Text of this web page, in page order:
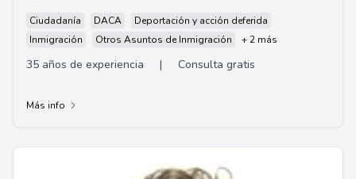
Ciudadanía DACA
Deportación y acción deferida
Inmigración
Otros Asuntos de Inmigración + 2 más
35 años de experiencia | Consulta gratis
Más info